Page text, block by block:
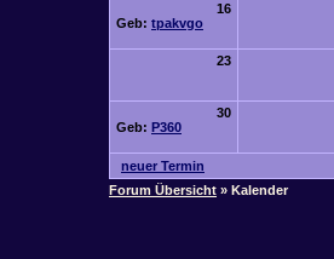
16
Geb: tpakvgo
23
30
Geb: P360
neuer Termin
Forum Übersicht » Kalender